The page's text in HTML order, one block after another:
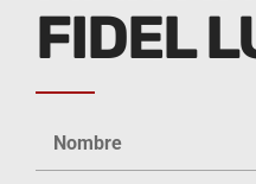
FIDEL
Nombre